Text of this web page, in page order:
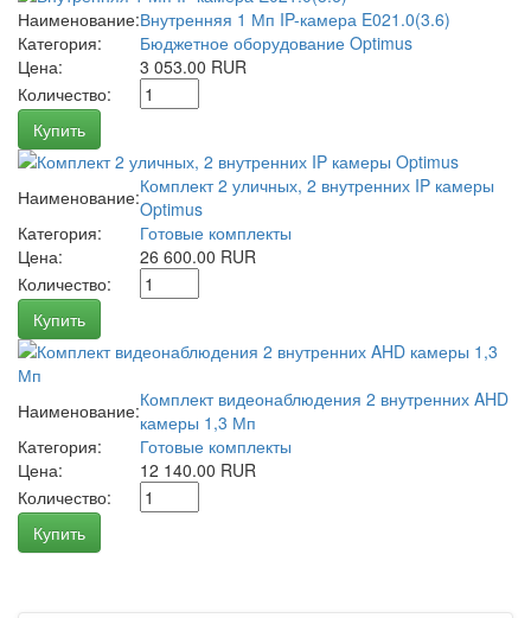
Наименование:Внутренняя 1 Мп IP-камера E021.0(3.6)
Категория:
Бюджетное оборудование Optimus
Цена:
3 053.00 RUR
Количество:
Купить
Наименование:Комплект 2 уличных, 2 внутренних IP камеры
Optimus
Категория:
Готовые комплекты
Цена:
26 600.00 RUR
Количество:
Купить
Наименование:Комплект видеонаблюдения 2 внутренних AHD
камеры 1,3 Мп
Категория:
Готовые комплекты
Цена:
12 140.00 RUR
Количество:
Купить